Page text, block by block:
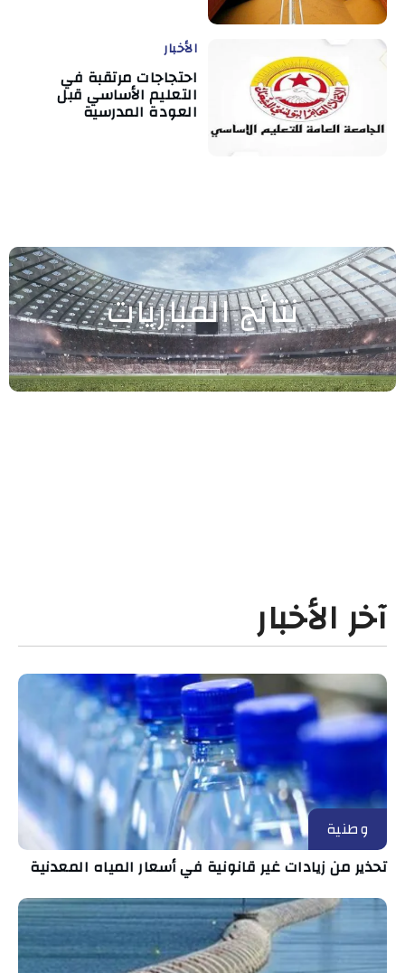
الأخبار
احتجاجات مرتقبة في
التعليم الأساسي قبل
العودة المدرسية
نتائج المباريات
آخر الأخبار
وطنية
تحذير من زيادات غير قانونية في أسعار المياه المعدنية